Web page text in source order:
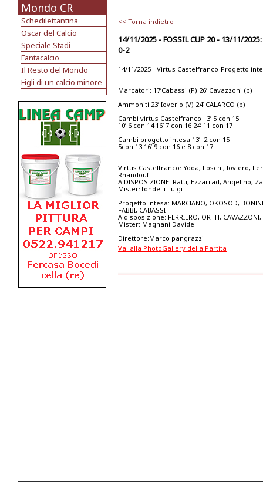
Mondo CR
Schedilettantina
Oscar del Calcio
Speciale Stadi
Fantacalcio
Il Resto del Mondo
Figli di un calcio minore
<< Torna indietro
14/11/2025 - FOSSIL CUP 20 - 13/11/
0-2
14/11/2025 - Virtus Castelfranco-Progetto
Marcatori: 17’Cabassi (P) 26’ Cavazzoni (p)
Ammoniti 23’ Ioverio (V) 24’ CALARCO (p)
Cambi virtus Castelfranco : 3’ 5 con 15
10’ 6 con 14 16’ 7 con 16 24’ 11 con 17
Cambi progetto intesa 13’: 2 con 15
5con 13 16’ 9 con 16 e 8 con 17
Virtus Castelfranco: Yoda, Loschi, Ioviero,
Rhandouf
A DISPOSIZIONE: Ratti, Ezzarrad, Angelino,
Mister:Tondelli Luigi
Progetto intesa: MARCIANO, OKOSOD,
FABBI, CABASSI
A disposizione: FERRIERO, ORTH, CAVAZZONI,
Mister: Magnani Davide
Direttore:Marco pangrazzi
Vai alla PhotoGallery della Partita